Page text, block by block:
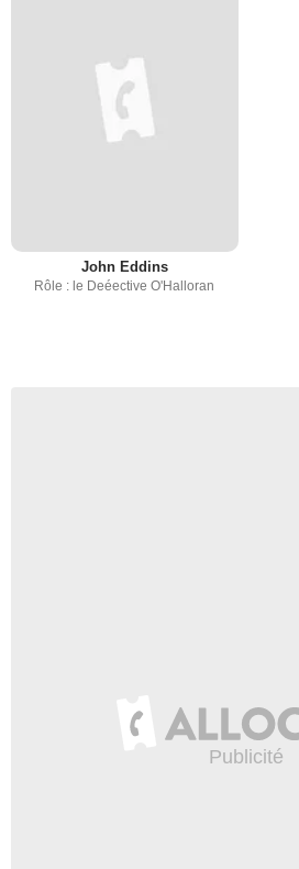
John Eddins
Rôle : le Deéective O'Halloran